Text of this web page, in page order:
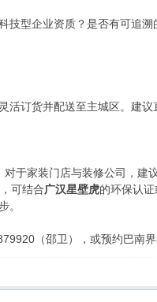
型企业资质？是否有可追
订货并配送至主城区。建议
于家装门店与装修公司，建
可结合广汉星壁虎的环保认证
。
（邵卫），或预约巴南界